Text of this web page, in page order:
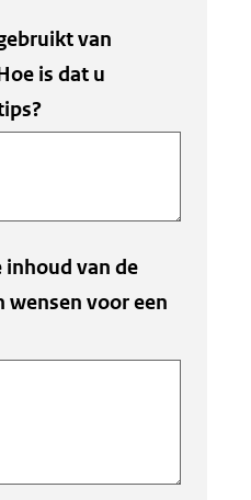
van
is dat u
inhoud van de
wensen voor een